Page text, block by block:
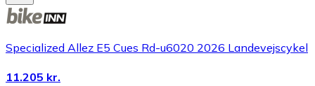
Specialized Allez E5 Cues Rd-u6020 2026 Landevejscykel
11.205 kr.